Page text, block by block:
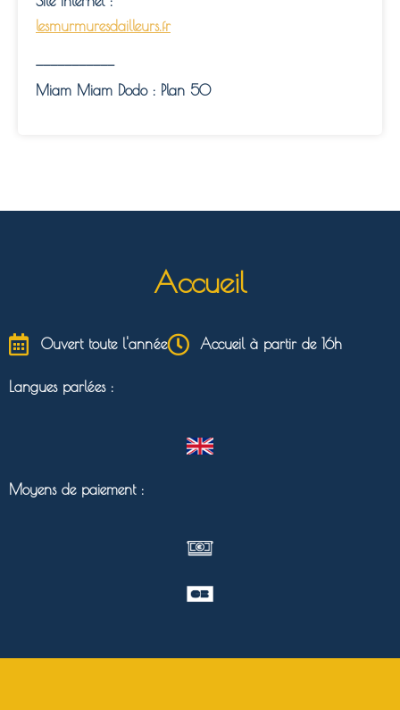
lesmurmuresdailleurs.fr
———————————
Miam Miam Dodo : Plan 50
Accueil
Ouvert toute l'année Accueil à partir de 16h
Langues parlées :
Moyens de paiement :